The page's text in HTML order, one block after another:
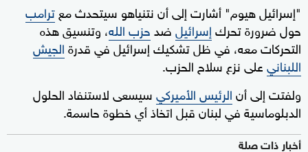
"إسرائيل هيوم" أشارت إلى أن نتنياهو سيتحدث معترامب
حول ضرورة تحركإسرائيلضدحزب الله، وتنسيق هذه
التحركات معه، في ظل تشكيك إسرائيل في قدرةالجيش
اللبنانيعلى نزع سلاح الحزب.
ولفتت إلى أنالرئيس الأميركيسيسعى لاستنفاد الحلول
الدبلوماسية في لبنان قبل اتخاذ أي خطوة حاسمة.
أخبار ذات صلة